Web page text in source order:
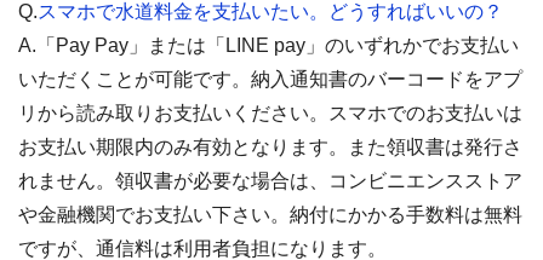
Q.スマホで水道料金を支払いたい。どうすればいいの？
A.「Pay Pay」または「LINE pay」のいずれかでお支払い
いただくことが可能です。納入通知書のバーコードをアプ
リから読み取りお支払いください。スマホでのお支払いは
お支払い期限内のみ有効となります。また領収書は発行さ
れません。領収書が必要な場合は、コンビニエンスストア
や金融機関でお支払い下さい。納付にかかる手数料は無料
ですが、通信料は利用者負担になります。